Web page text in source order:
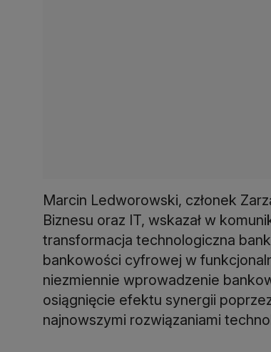
Marcin Ledworowski, członek
Biznesu oraz IT, wskazał w
transformacja technologiczna
bankowości cyfrowej w
niezmiennie wprowadzenie
osiągnięcie efektu synergii
najnowszymi rozwiązaniami